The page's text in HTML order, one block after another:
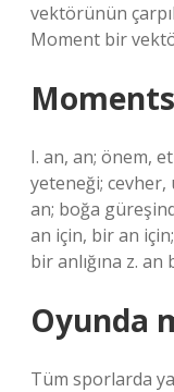
vektörünün
Moment bir
I. an, an; önem,
yeteneği;
an; boğa
an için, bir an
bir anlığına z. an
Oyunda
Tüm sporlarda